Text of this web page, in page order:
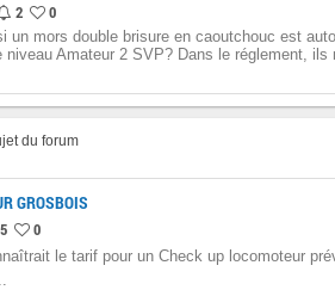
2 0
un mors double brisure en caoutchouc est
niveau Amateur 2 SVP? Dans le réglement, ils
du forum
GROSBOIS
5 0
le tarif pour un Check up locomoteur